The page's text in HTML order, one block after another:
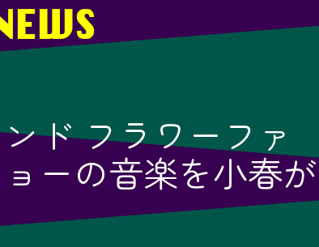
ド フラワーファ
ーの音楽を小春が